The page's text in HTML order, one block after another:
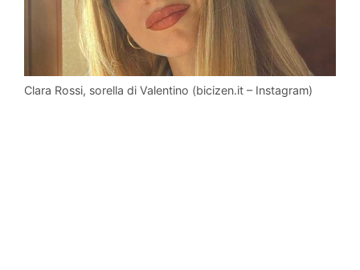
Clara Rossi, sorella di Valentino (bicizen.it – Instagram)